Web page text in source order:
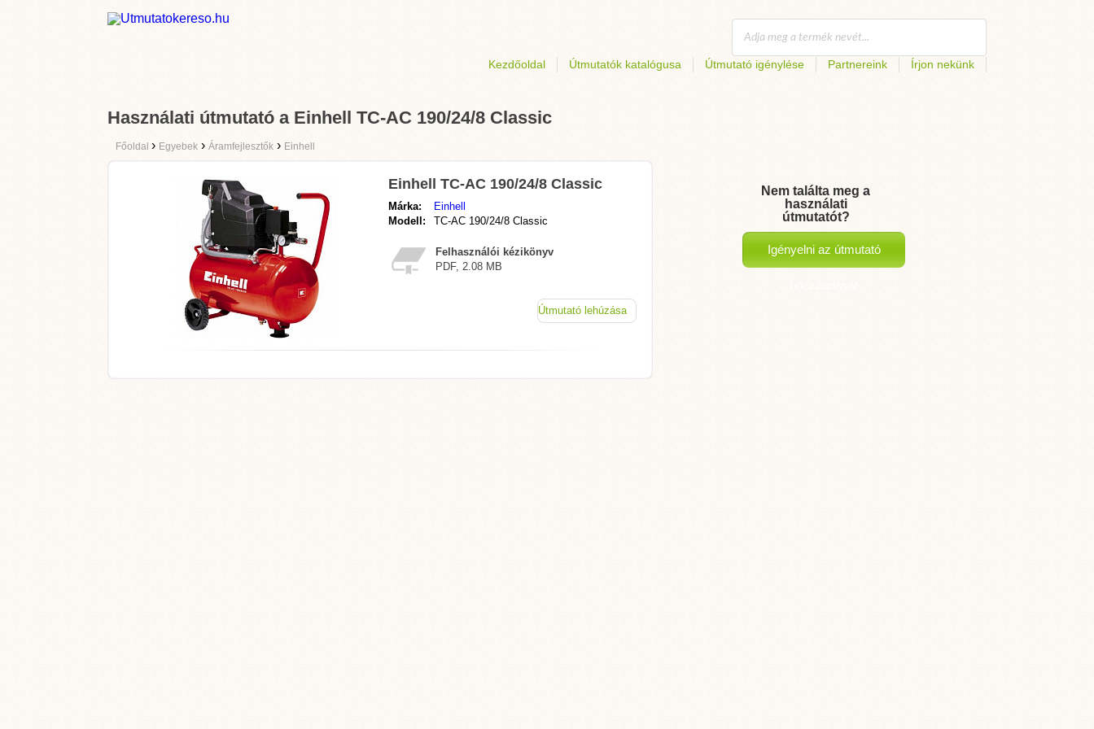
Kezdőoldal Útmutatók katalógusa Útmutató igénylése Partnereink Írjon nekünk
Használati útmutató a Einhell TC-AC 190/24/8 Classic
Főoldal › Egyebek › Áramfejlesztők › Einhell
Einhell TC-AC 190/24/8 Classic
Márka:
Einhell
Modell:
TC-AC 190/24/8 Classic
Felhasználói kézikönyv
PDF, 2.08 MB
Útmutató lehúzása
Nem találta meg a
használati
útmutatót?
Igényelni az útmutató